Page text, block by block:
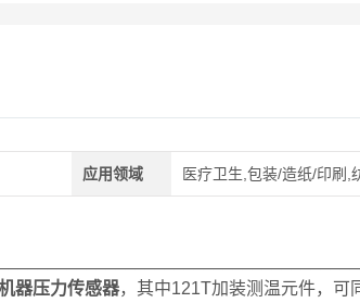
应用领域 医疗卫生,包装/造纸/印刷,
器压力传感器，其中121T加装测温元件，可